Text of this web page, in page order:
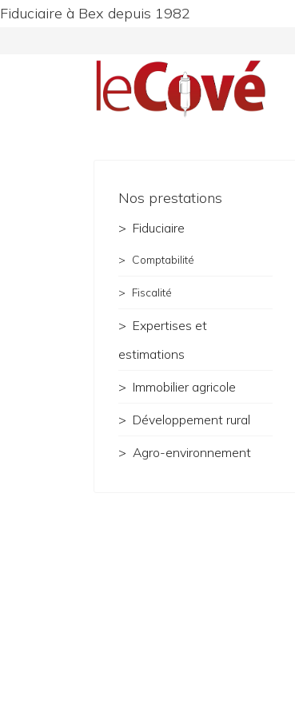
Fiduciaire à Bex depuis 1982
Nos prestations
Fiduciaire
Comptabilité
Fiscalité
Expertises et
estimations
Immobilier agricole
Développement rural
Agro-environnement